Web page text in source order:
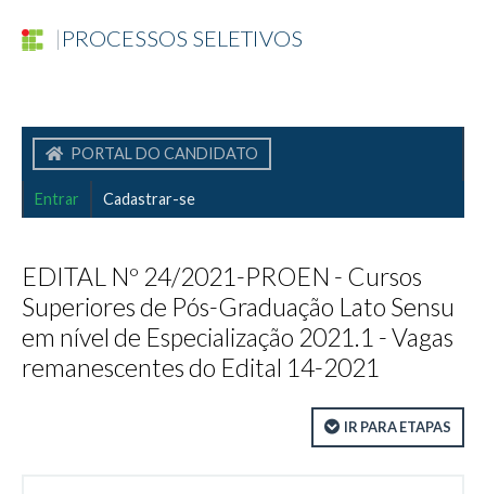
| PROCESSOS SELETIVOS
PORTAL DO CANDIDATO
Entrar Cadastrar-se
EDITAL Nº 24/2021-PROEN - Cursos
Superiores de Pós-Graduação Lato Sensu
em nível de Especialização 2021.1 - Vagas
remanescentes do Edital 14-2021
IR PARA ETAPAS